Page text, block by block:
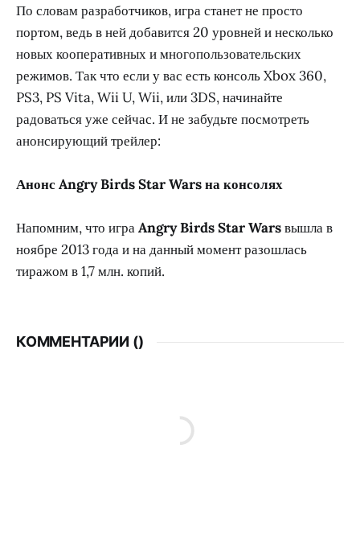
По словам разработчиков, игра станет не просто
портом, ведь в ней добавится 20 уровней и несколько
новых кооперативных и многопользовательских
режимов. Так что если у вас есть консоль Xbox 360,
PS3, PS Vita, Wii U, Wii, или 3DS, начинайте
радоваться уже сейчас. И не забудьте посмотреть
анонсирующий трейлер:
Анонс Angry Birds Star Wars на консолях
Напомним, что играAngry Birds Star Warsвышла в
ноябре 2013 года и на данный момент разошлась
тиражом в 1,7 млн. копий.
КОММЕНТАРИИ ()